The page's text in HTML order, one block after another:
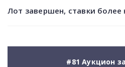
Лот завершен, ставки
#81 Аукцион